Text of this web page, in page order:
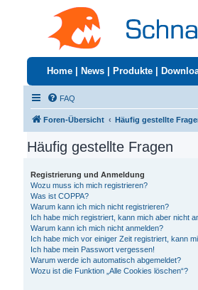
Home News Produkte
FAQ
Foren-Übersicht Häufig gestellte
Häufig gestellte Fragen
Registrierung und Anmeldung
Wozu muss ich mich registrieren?
Was ist COPPA?
Warum kann ich mich nicht registrieren?
Ich habe mich registriert, kann mich aber nicht
Warum kann ich mich nicht anmelden?
Ich habe mich vor einiger Zeit registriert, kann
Ich habe mein Passwort vergessen!
Warum werde ich automatisch abgemeldet?
Wozu ist die Funktion „Alle Cookies löschen“?